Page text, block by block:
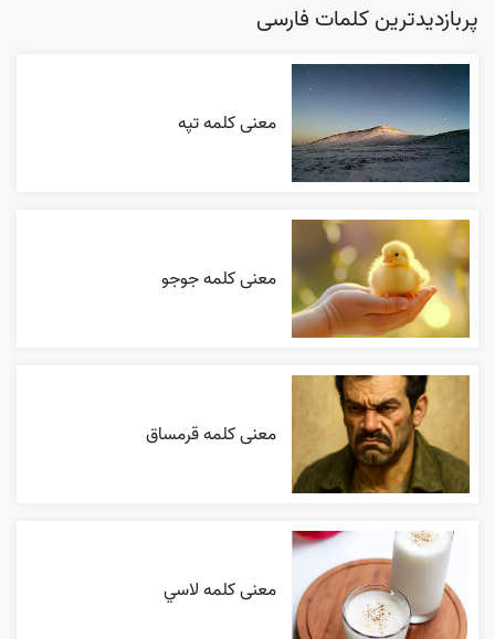
پربازدیدترین کلمات فارسی
معنی کلمه تپه
معنی کلمه جوجو
معنی کلمه قرمساق
معنی کلمه لاسي